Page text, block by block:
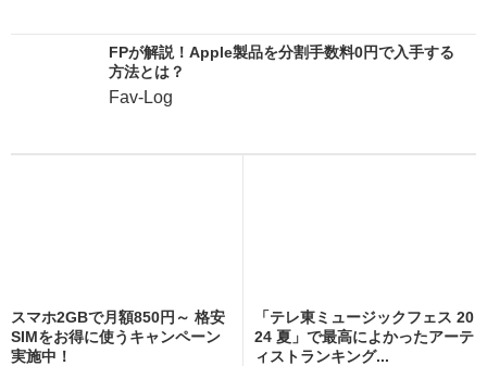
FPが解説！Apple製品を分割手数料0円で入手する
方法とは？
Fav-Log
スマホ2GBで月額850円～ 格安
SIMをお得に使うキャンペーン
実施中！
「テレ東ミュージックフェス 20
24 夏」で最高によかったアーテ
ィストランキング...